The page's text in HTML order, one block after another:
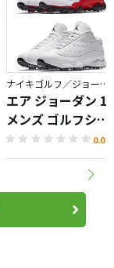
ナイキゴルフ／ジョーダン
エア ジョーダン 13
メンズ ゴルフシュ
ーズ
0.0